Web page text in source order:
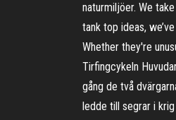
naturmiljöer. We
tank top ideas,
Whether they're
Tirfingcykeln
gång de två
ledde till segrar i